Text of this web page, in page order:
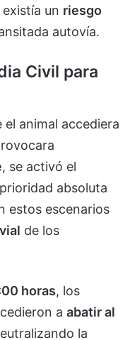
un riesgo
autovía.
Civil para
animal accediera
, se activó el
absoluta
estos escenarios
de los
horas, los
a abatir al
la